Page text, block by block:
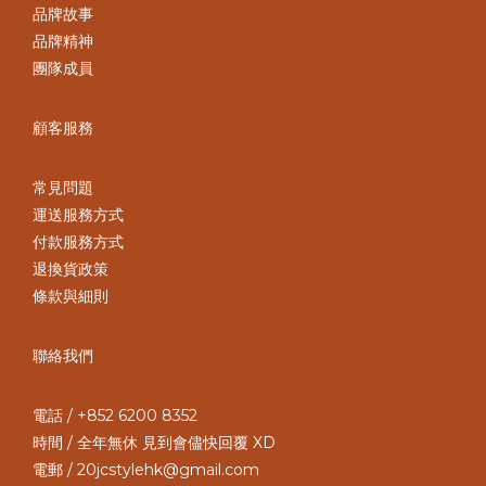
品牌故事
品牌精神
團隊成員
顧客服務
常見問題
運送服務方式
付款服務方式
退換貨政策
條款與細則
聯絡我們
電話 / +852 6200 8352
時間 / 全年無休 見到會儘快回覆 XD
電郵 / 20jcstylehk@gmail.com